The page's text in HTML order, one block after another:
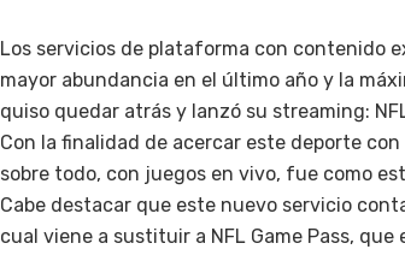
Los servicios de plataforma con contenido
mayor abundancia en el último año y la
quiso quedar atrás y lanzó su streaming:
Con la finalidad de acercar este deporte
sobre todo, con juegos en vivo, fue como
Cabe destacar que este nuevo servicio
cual viene a sustituir a NFL Game Pass,